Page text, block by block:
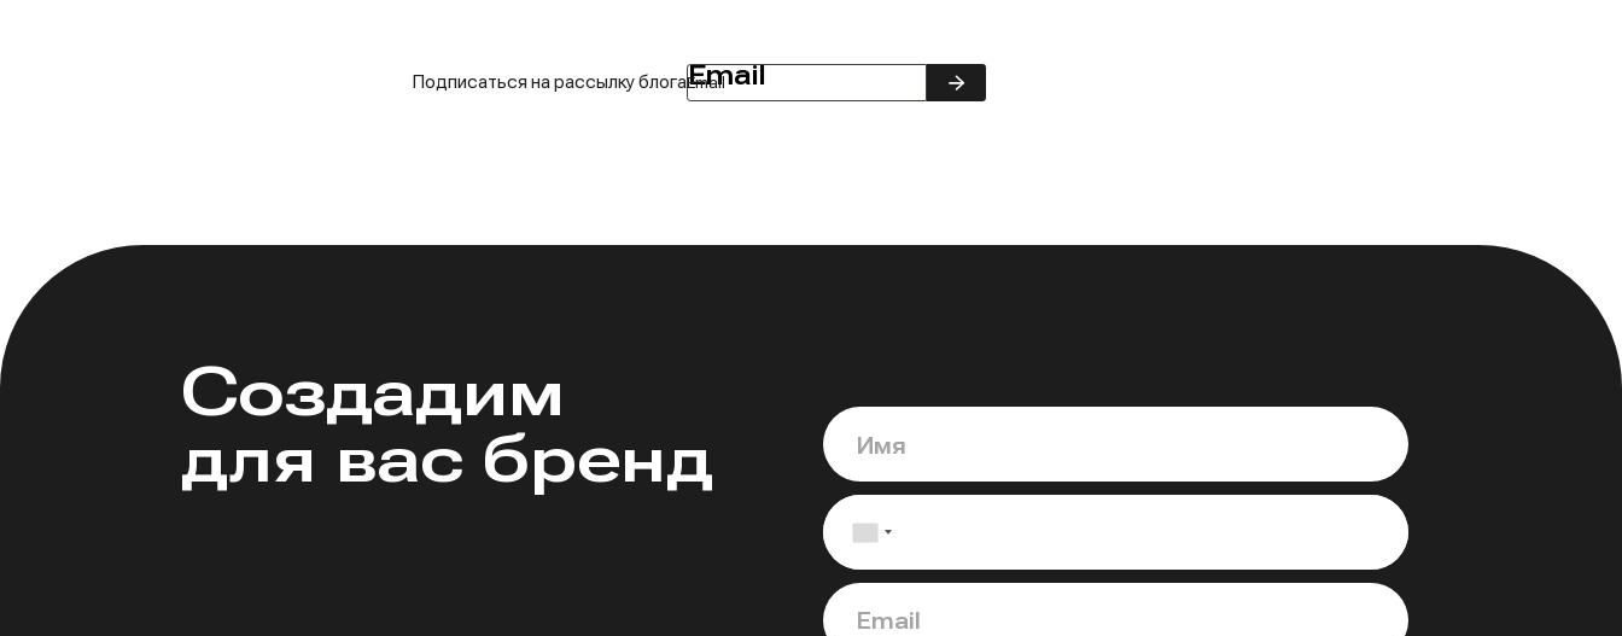
Подписаться на рассылку блогаEmail
Подписаться
на
Создадим
для вас бренд
Имя
Email